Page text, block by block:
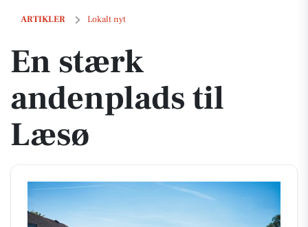
ARTIKLER Lokalt nyt
En stærk andenplads til Læsø
En stærk
andenplads til
Læsø